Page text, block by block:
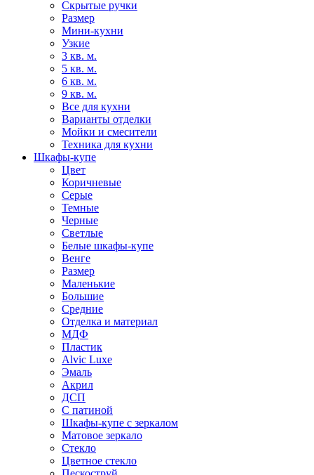
Скрытые ручки
Размер
Мини-кухни
Узкие
3 кв. м.
5 кв. м.
6 кв. м.
9 кв. м.
Все для кухни
Варианты отделки
Мойки и смесители
Техника для кухни
Шкафы-купе
Цвет
Коричневые
Серые
Темные
Черные
Светлые
Белые шкафы-купе
Венге
Размер
Маленькие
Большие
Средние
Отделка и материал
МДФ
Пластик
Alvic Luxe
Эмаль
Акрил
ДСП
С патиной
Шкафы-купе с зеркалом
Матовое зеркало
Стекло
Цветное стекло